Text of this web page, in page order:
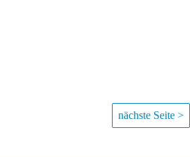
nächste Seite >